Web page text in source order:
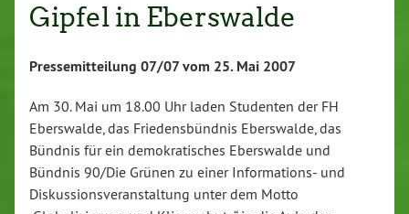
Gipfel in Eberswalde
Pressemitteilung 07/07 vom 25. Mai 2007
Am 30. Mai um 18.00 Uhr laden Studenten der FH
Eberswalde, das Friedensbündnis Eberswalde, das
Bündnis für ein demokratisches Eberswalde und
Bündnis 90/Die Grünen zu einer Informations- und
Diskussionsveranstaltung unter dem Motto